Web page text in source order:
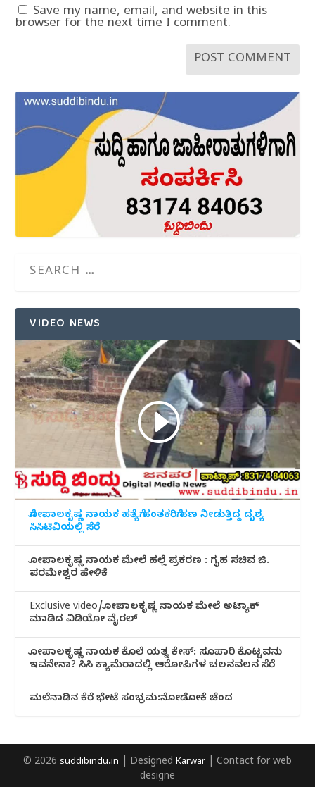
Save my name, email, and website in this
browser for the next time I comment.
VIDEO NEWS
ಗೋಪಾಲಕೃಷ್ಣ ನಾಯಕ ಹತ್ಯೆಗೆ ಹಂತಕರಿಗೆ ಹಣ ನೀಡುತ್ತಿದ್ದ ದೃಶ್ಯ
ಸಿಸಿಟಿವಿಯಲ್ಲಿ ಸೆರೆ
ಗೋಪಾಲಕೃಷ್ಣ ನಾಯಕ ಮೇಲೆ ಹಲ್ಲೆ ಪ್ರಕರಣ : ಗೃಹ ಸಚಿವ ಜಿ.
ಪರಮೇಶ್ವರ ಹೇಳಿಕೆ
Exclusive video/ಗೋಪಾಲಕೃಷ್ಣ ನಾಯಕ ಮೇಲೆ ಅಟ್ಯಾಕ್
ಮಾಡಿದ ವಿಡಿಯೋ ವೈರಲ್
ಗೋಪಾಲಕೃಷ್ಣ ನಾಯಕ ಕೊಲೆ ಯತ್ನ ಕೇಸ್: ಸೂಪಾರಿ ಕೊಟ್ಟವನು
ಇವನೇನಾ? ಸಿಸಿ ಕ್ಯಾಮೆರಾದಲ್ಲಿ ಆರೋಪಿಗಳ ಚಲನವಲನ ಸೆರೆ
ಮಲೆನಾಡಿ‌ನ ಕೆರೆ ಭೇಟೆ ಸಂಭ್ರಮ:ನೋಡೋಕೆ ಚೆಂದ
© 2026 suddibindu.in | Designed Karwar | Contact for web
designe